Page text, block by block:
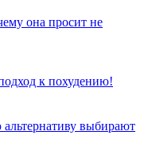
она просит не
к похудению!
выбирают